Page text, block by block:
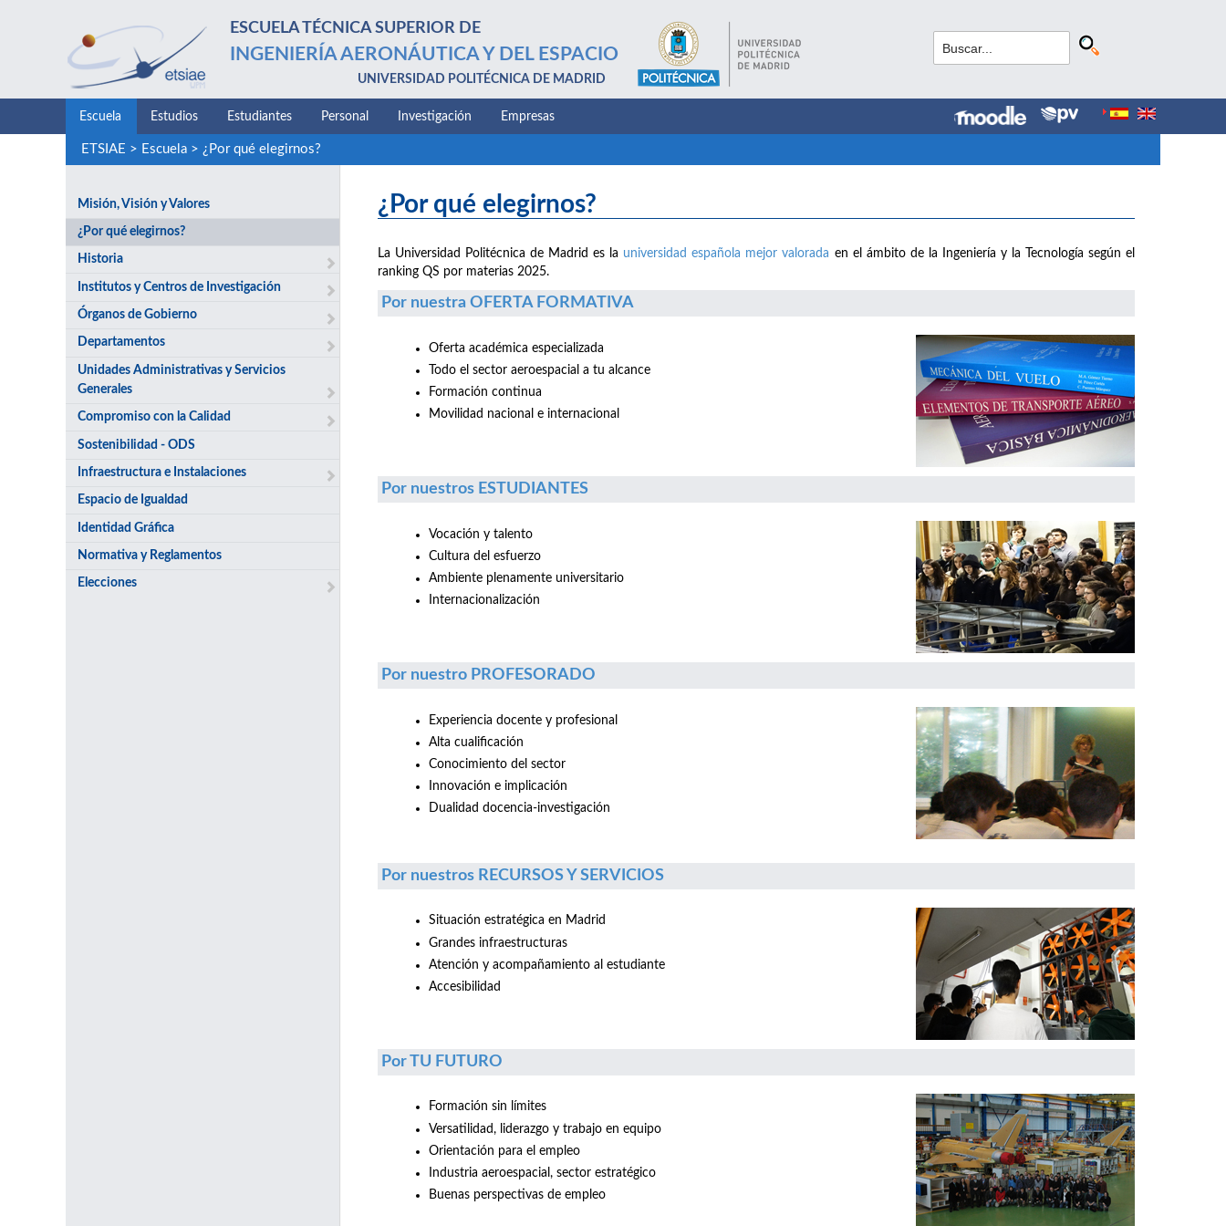
ESCUELA TÉCNICA SUPERIOR DE
INGENIERÍA AERONÁUTICA Y DEL ESPACIO
UNIVERSIDAD POLITÉCNICA DE MADRID
Escuela Estudios Estudiantes Personal Investigación Empresas
ETSIAE > Escuela> ¿Por qué elegirnos?
Misión, Visión y Valores
¿Por qué elegirnos?
Historia
Institutos y Centros de Investigación
Órganos de Gobierno
Departamentos
Unidades Administrativas y Servicios
Generales
Compromiso con la Calidad
Sostenibilidad - ODS
Infraestructura e Instalaciones
Espacio de Igualdad
Identidad Gráfica
Normativa y Reglamentos
Elecciones
¿Por qué elegirnos?
La Universidad Politécnica de Madrid es la universidad española mejor valorada en el ámbito de la Ingeniería y la Tecnología según el
ranking QS por materias 2025.
Por nuestra OFERTA FORMATIVA
Oferta académica especializada
Todo el sector aeroespacial a tu alcance
Formación continua
Movilidad nacional e internacional
Por nuestros ESTUDIANTES
Vocación y talento
Cultura del esfuerzo
Ambiente plenamente universitario
Internacionalización
Por nuestro PROFESORADO
Experiencia docente y profesional
Alta cualificación
Conocimiento del sector
Innovación e implicación
Dualidad docencia-investigación
Por nuestros RECURSOS Y SERVICIOS
Situación estratégica en Madrid
Grandes infraestructuras
Atención y acompañamiento al estudiante
Accesibilidad
Por TU FUTURO
Formación sin límites
Versatilidad, liderazgo y trabajo en equipo
Orientación para el empleo
Industria aeroespacial, sector estratégico
Buenas perspectivas de empleo